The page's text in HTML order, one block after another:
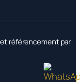
référencement par